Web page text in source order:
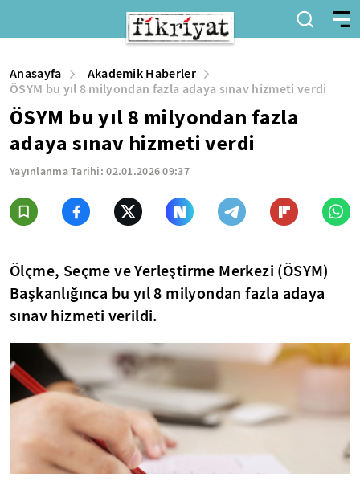
Anasayfa
Akademik Haberler
ÖSYM bu yıl 8 milyondan fazla adaya sınav hizmeti verdi
ÖSYM bu yıl 8 milyondan fazla
adaya sınav hizmeti verdi
Yayınlanma Tarihi:02.01.2026 09:37
Ölçme, Seçme ve Yerleştirme Merkezi (ÖSYM)
Başkanlığınca bu yıl 8 milyondan fazla adaya
sınav hizmeti verildi.